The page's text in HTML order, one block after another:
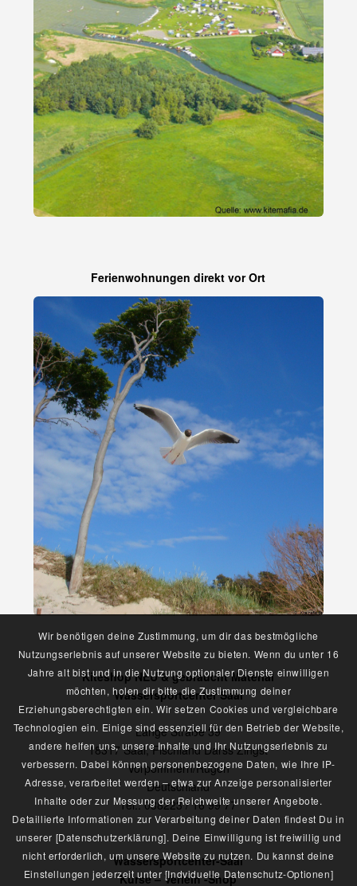
Ferienwohnungen direkt vor Ort
Kiteshop NEU & gebraucht Material
Wassersportcenter Saal
Lange Straße 39
18317 Saal, Fischland Darss Zingst
Vorpommern/Rügen
Deutschland
Tel.: 038223 / 16 99 77
Wassersportcenter-Saal
Kurse – Verleih -Shop
Wir benötigen deine Zustimmung, um dir das bestmögliche
Nutzungserlebnis auf unserer Website zu bieten. Wenn du unter 16
Jahre alt bist und in die Nutzung optionaler Dienste einwilligen
möchten, holen dir bitte die Zustimmung deiner
Erziehungsberechtigten ein. Wir setzen Cookies und vergleichbare
Technologien ein. Einige sind essenziell für den Betrieb der Website,
andere helfen uns, unsere Inhalte und Ihr Nutzungserlebnis zu
verbessern. Dabei können personenbezogene Daten, wie Ihre IP-
Adresse, verarbeitet werden – etwa zur Anzeige personalisierter
Inhalte oder zur Messung der Reichweite unserer Angebote.
Detaillierte Informationen zur Verarbeitung deiner Daten findest Du in
unserer [Datenschutzerklärung]. Deine Einwilligung ist freiwillig und
nicht erforderlich, um unsere Website zu nutzen. Du kannst deine
Einstellungen jederzeit unter [Indviduelle Datenschutz-Optionen]